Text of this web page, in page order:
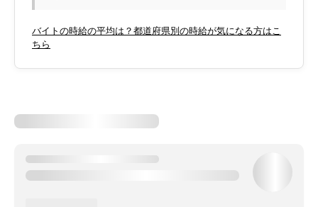
バイトの時給の平均は？都道府県別の時給が気になる方はこ
ちら